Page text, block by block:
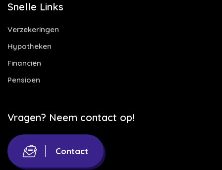
Snelle Links
Verzekeringen
Hypotheken
Financiën
Pensioen
Vragen? Neem contact op!
Contact